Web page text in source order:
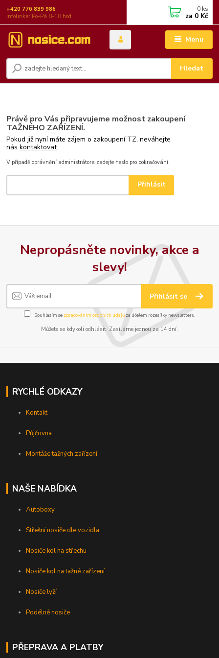
Menu
Hledat
+420 776 839 986
Infolinka: Po-Pá 8-18 hod.
0 ks
za 0 Kč
Právě pro Vás připravujeme možnost zakoupení
TAŽNÉHO ZAŘÍZENÍ.
Pokud již nyní máte zájem o zakoupení TZ, neváhejte
náskontaktovat.
V případě oprávnění administrátora zadejte heslo pro pokračování.
Nepropásněte novinky, akce a
slevy!
Přihlásit se
Souhlasím se zpracováním osobních údajůza účelem rozesílky newsletteru.
Můžete se kdykoli odhlásit. Zasíláme jednou za 14 dní.
RYCHLÉ ODKAZY
Kontakt
Půjčovna
Montáže tažných zařízení
NAŠE NABÍDKA
Autoboxy
Střešní nosiče dle vozidla
Nosiče kol na střechu
Nosiče kol na tažné zařízení
Nosiče lyží
Podélné nosiče
PŘEPRAVA A PLATBY